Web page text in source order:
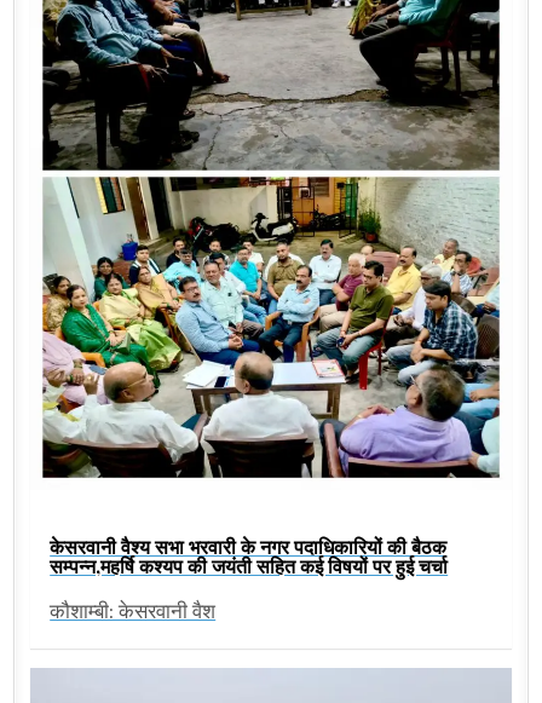
केसरवानी वैश्य सभा भरवारी के नगर पदाधिकारियों की बैठक
सम्पन्न,महर्षि कश्यप की जयंती सहित कई विषयों पर हुई चर्चा
कौशाम्बी: केसरवानी वैश